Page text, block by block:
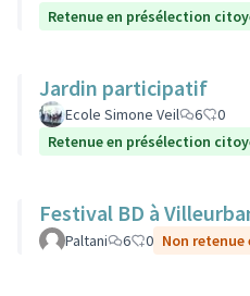
Retenue en présélection
Jardin participatif
Ecole Simone Veil 6
0
Retenue en présélection
Festival BD à
Paltani 6 0 Non